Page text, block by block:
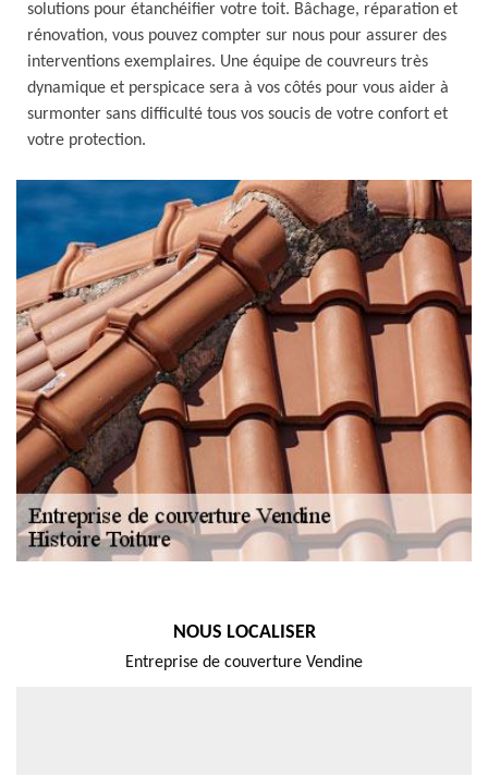
solutions pour étanchéifier votre toit. Bâchage, réparation et
rénovation, vous pouvez compter sur nous pour assurer des
interventions exemplaires. Une équipe de couvreurs très
dynamique et perspicace sera à vos côtés pour vous aider à
surmonter sans difficulté tous vos soucis de votre confort et
votre protection.
NOUS LOCALISER
Entreprise de couverture Vendine